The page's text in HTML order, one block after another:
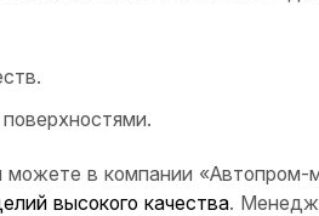
в компании «Автопром-
высокого качества.